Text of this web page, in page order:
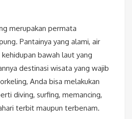
merupakan permata
Pantainya yang alami, air
bawah laut yang
destinasi wisata yang wajib
Anda bisa melakukan
diving, surfing, memancing,
terbit maupun terbenam.